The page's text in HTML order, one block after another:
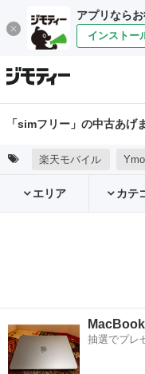
アプリなら
インストー
「simフリー」の中古あげ
楽天モバイル
エリア カテ
抽選でプレ